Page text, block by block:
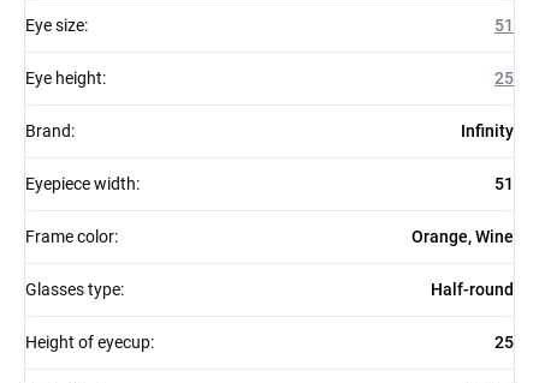
Eye size: 51
Eye height: 25
Brand: Infinity
Eyepiece width: 51
Frame color: Orange, Wine
Glasses type: Half-round
Height of eyecup: 25